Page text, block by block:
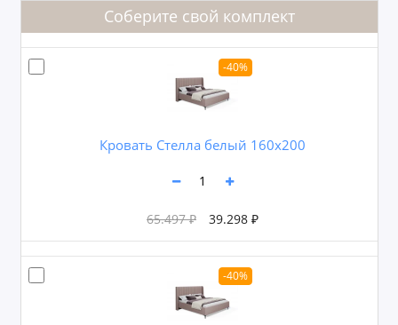
Соберите свой комплект
-40%
Кровать Стелла белый 160х200
65.497 ₽ 39.298 ₽
-40%